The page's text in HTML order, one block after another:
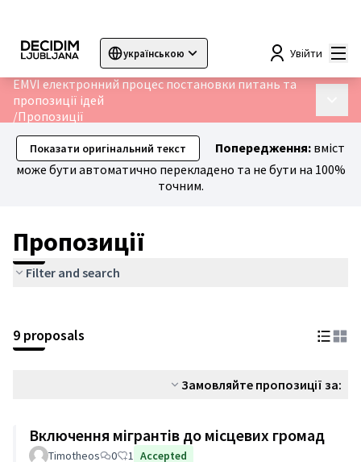
українською
Sprache wählenChoose language Choisir la langue
Увійти
EMVI електронний процес постановки питань та
пропозиції ідей
/Пропозиції
Показати оригінальний текст Попередження: вміст
може бути автоматично перекладено та не бути на 100%
точним.
Пропозиції
Filter and search
9 proposals
Замовляйте пропозиції за:
Включення мігрантів до місцевих громад
Timotheos 0 1 Accepted